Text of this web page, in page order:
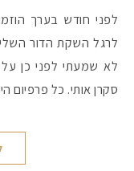
לפני חודש בערך הוזמנתי לארוע בלוגריות של רשת כל פרפיום,
לרגל השקת הדור
לא שמעתי לפני כן על
סקרן אותי. כל